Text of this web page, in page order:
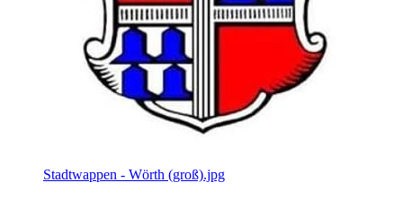
Stadtwappen - Wörth (groß).jpg